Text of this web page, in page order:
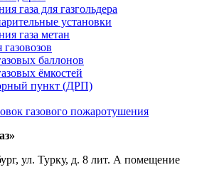
газа для газгольдера
установки
газа метан
баллонов
ёмкостей
пункт (ДРП)
газового пожаротушения
, ул. Турку, д. 8 лит. А помещение